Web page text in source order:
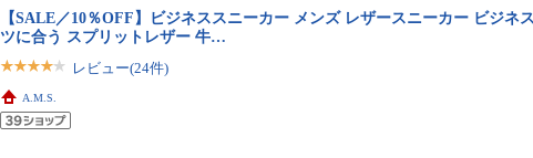
【SALE／10％OFF】ビジネススニーカー メンズ レザースニーカー ビジネ
ツに合う スプリットレザー 牛…
レビュー(24件)
A.M.S.